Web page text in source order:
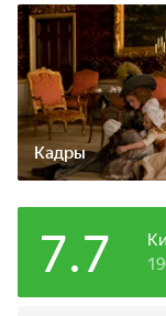
Кадры
7.7